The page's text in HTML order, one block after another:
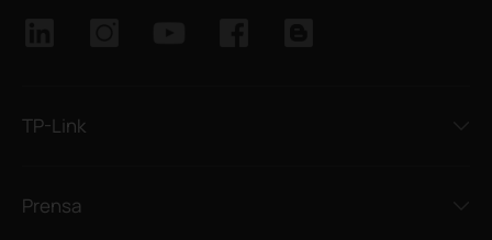
TP-Link
Prensa